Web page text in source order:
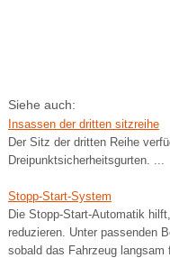
Siehe auch:
Insassen der dritten sitzreihe
Der Sitz der dritten Reihe
Dreipunktsicherheitsgurten. ...
Stopp-Start-System
Die Stopp-Start-Automatik
reduzieren. Unter passenden
sobald das Fahrzeug langsam